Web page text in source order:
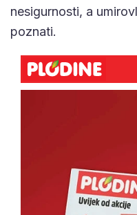
nesigurnosti, a
poznati.